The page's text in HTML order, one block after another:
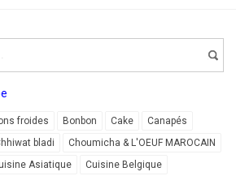
froides Bonbon Cake
Canapés
bladi
Choumicha & L'OEUF MAROCAIN
Asiatique
Cuisine Belgique